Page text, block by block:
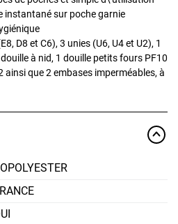
instantané sur poche garnie
D8 et C6), 3 unies (U6, U4 et U2), 1
à nid, 1 douille petits fours PF10
ainsi que 2 embases imperméables, à